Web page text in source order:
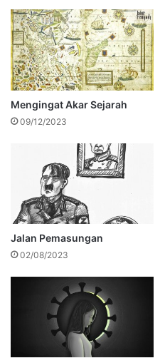
Mengingat Akar Sejarah
09/12/2023
Jalan Pemasungan
02/08/2023